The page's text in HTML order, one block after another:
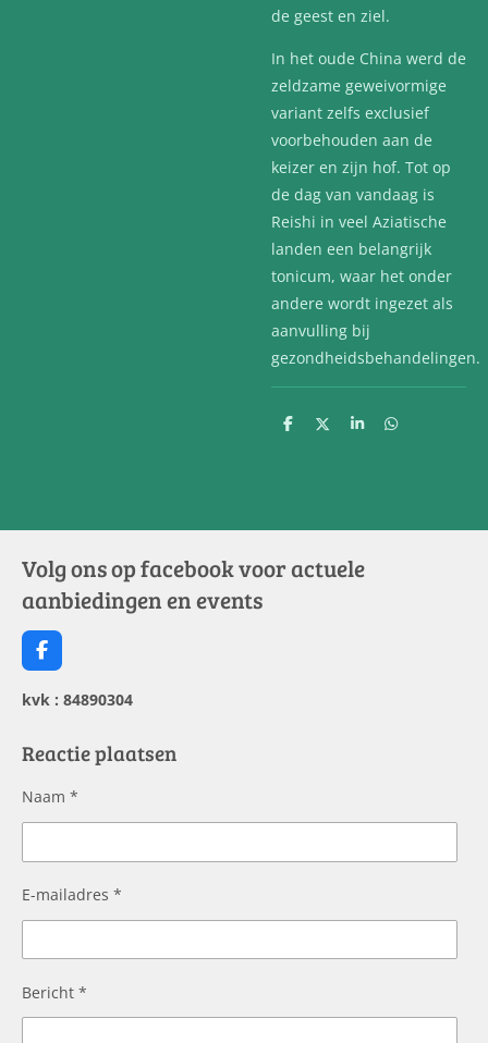
de geest en ziel.
In het oude China werd de
zeldzame geweivormige
variant zelfs exclusief
voorbehouden aan de
keizer en zijn hof. Tot op
de dag van vandaag is
Reishi in veel Aziatische
landen een belangrijk
tonicum, waar het onder
andere wordt ingezet als
aanvulling bij
gezondheidsbehandelingen.
D
D
S
D
Volg ons op facebook voor actuele
aanbiedingen en events
F
a
c
e
o
kvk : 84890304
Reactie plaatsen
Naam *
E-mailadres *
Bericht *